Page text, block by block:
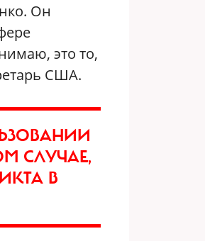
Он
это то,
США.
СЛУЧАЕ,
В